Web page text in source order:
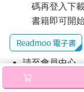
第4章〈跟著規則
出複雜行為。我將
展出的數學領域，
式。
理解事物背後的隨
前幾章已經提到數
碼再登入下
書籍即可開
請至會員中心
碼』至電子書